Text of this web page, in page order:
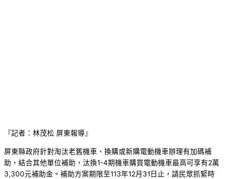
『記者：林茂松 屏東報導』
屏東縣政府針對淘汰老舊機車、換購或新購電動機車辦理有加碼補
助，結合其他單位補助，汰換1-4期機車購買電動機車最高可享有2萬
3,300元補助金。補助方案期限至113年12月31日止，請民眾抓緊時